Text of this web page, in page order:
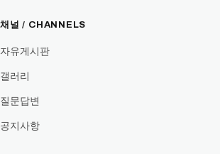
채널 / CHANNELS
자유게시판
갤러리
질문답변
공지사항